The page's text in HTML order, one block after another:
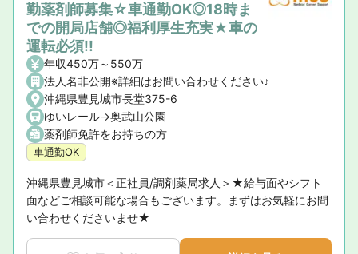
勤薬剤師募集☆車通勤OK◎18時ま
での開局店舗◎福利厚生充実★車の
運転必須!!
年収450万～550万
法人名非公開※詳細はお問い合わせください♪
沖縄県豊見城市長堂375-6
ゆいレール->奥武山公園
薬剤師免許をお持ちの方
車通勤OK
沖縄県豊見城市＜正社員/調剤薬局求人＞★給与面やシフト
面などご相談可能な場合もございます。まずはお気軽にお問
い合わせくださいませ★